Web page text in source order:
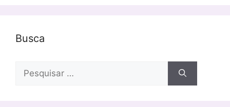
Busca
Pesquisar